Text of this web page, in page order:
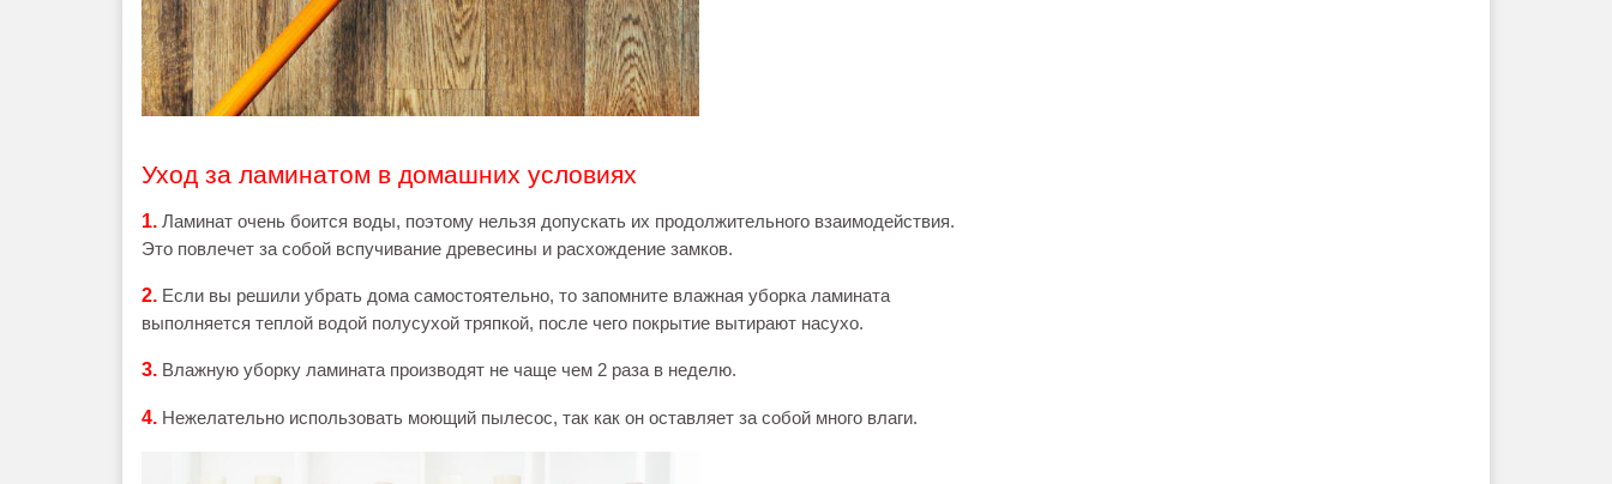
Уход за ламинатом в домашних условиях
1. Ламинат очень боится воды, поэтому нельзя допускать их продолжительного взаимодействия.
Это повлечет за собой вспучивание древесины и расхождение замков.
2. Если вы решили убрать дома самостоятельно, то запомните влажная уборка ламината
выполняется теплой водой полусухой тряпкой, после чего покрытие вытирают насухо.
3. Влажную уборку ламината производят не чаще чем 2 раза в неделю.
4. Нежелательно использовать моющий пылесос, так как он оставляет за собой много влаги.